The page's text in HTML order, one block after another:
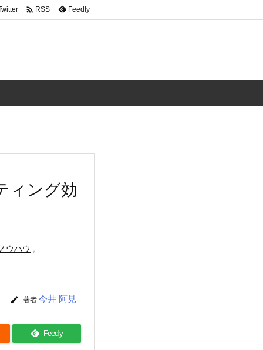
 RSS Feedly
ィング効
ノウハウ ,
 著者 今井 阿見
Feedly